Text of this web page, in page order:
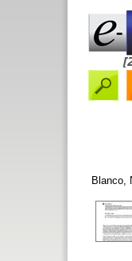
Blanco,